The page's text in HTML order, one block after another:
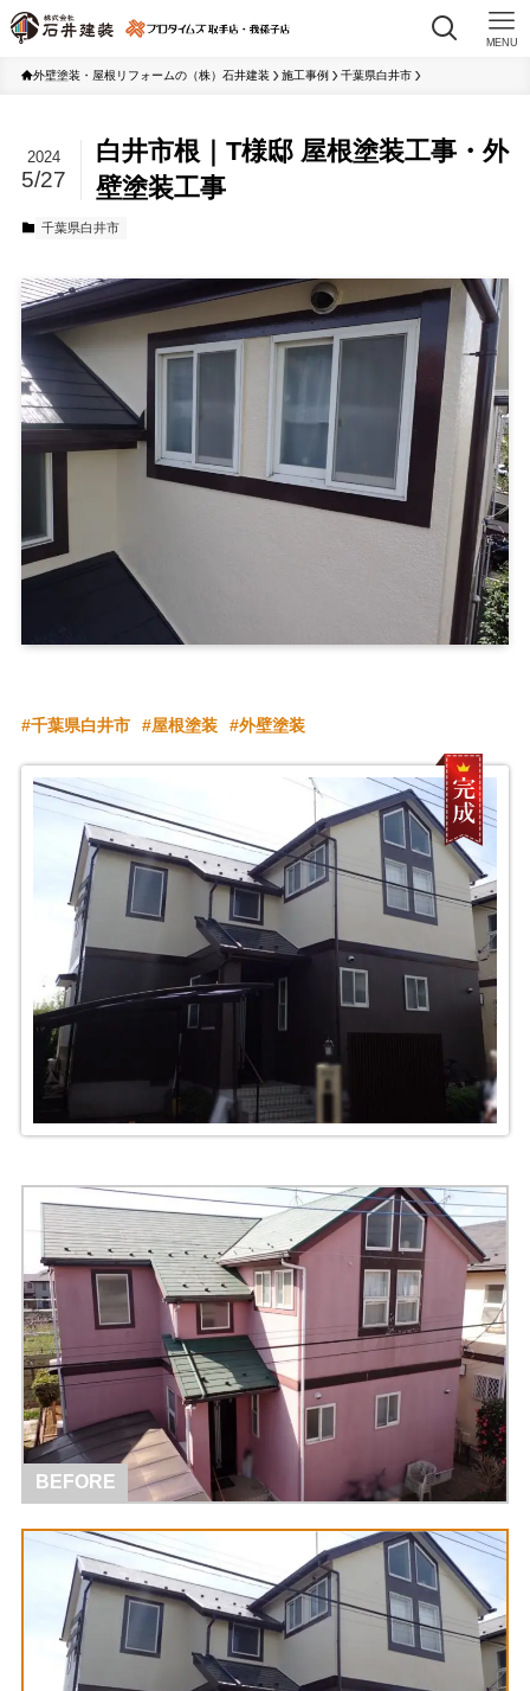
MENU
外壁塗装・屋根リフォームの（株）石井建装 施工事例 千葉県白井市
白井市根｜T様邸 屋根塗装工事・外
壁塗装工事
2024
5/27
千葉県白井市
千葉県白井市 屋根塗装 外壁塗装
BEFORE